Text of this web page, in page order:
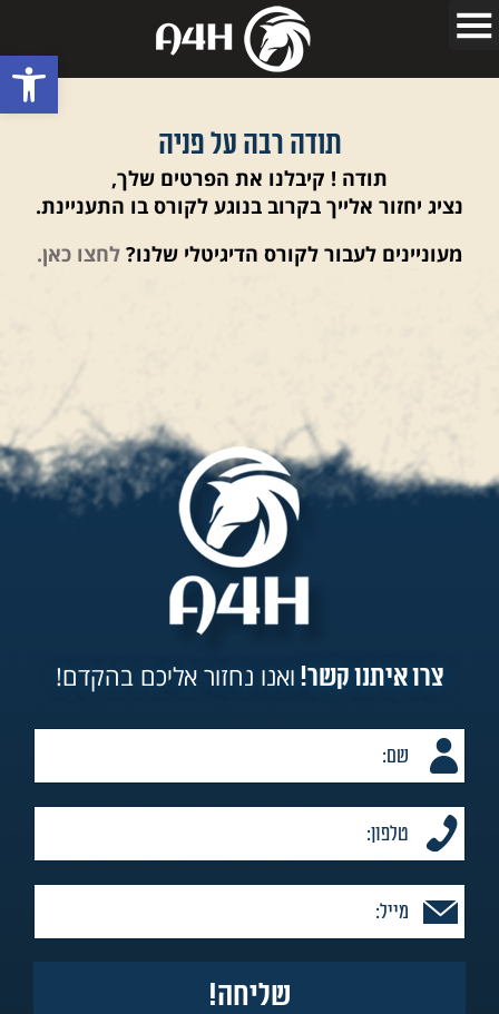
פתח
תודה רבה על פניה
תודה ! קיבלנו את הפרטים שלך,
נציג יחזור אלייך בקרוב בנוגע לקורס בו התעניינת.
מעוניינים לעבור לקורס הדיגיטלי שלנו? לחצו כאן.
צרו איתנו קשר! ואנו נחזור אליכם בהקדם!